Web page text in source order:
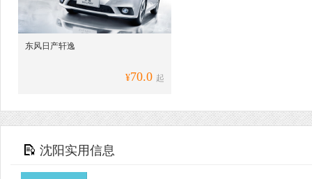
东风日产轩逸
¥70.0 起
沈阳实用信息